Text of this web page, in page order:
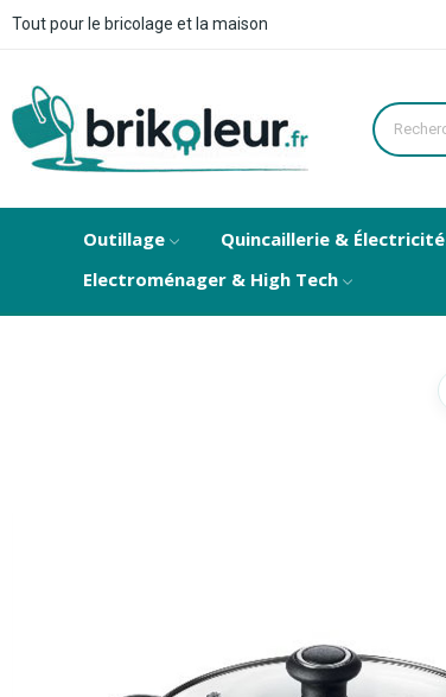
Tout pour le bricolage et la maison
Outillage Quincaillerie & Électricité
Electroménager & High Tech